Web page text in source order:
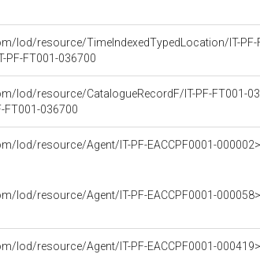
lod/resource/TimeIndexedTypedLocation/IT-PF-
PF-FT001-036700
lod/resource/CatalogueRecordF/IT-PF-FT001-
FT001-036700
lod/resource/Agent/IT-PF-EACCPF0001-000002>
lod/resource/Agent/IT-PF-EACCPF0001-000058>
lod/resource/Agent/IT-PF-EACCPF0001-000419>